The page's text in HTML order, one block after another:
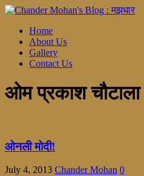
Home
About Us
Gallery
Contact Us
ओम प्रकाश चौटाला
ओनली मोदी!
July 4, 2013 Chander Mohan 0